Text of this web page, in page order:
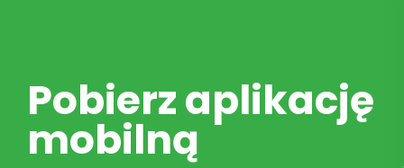
Pobierz aplikację
mobilną